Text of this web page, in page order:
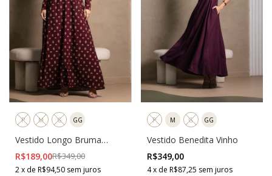
P M G GG
Vestido Longo Bruma
Estampado Vinho
R$189,00R$349,00
2x de R$94,50 sem juros
P M G GG
Vestido Benedita Vinho
R$349,00
4 x de R$87,25 sem juros